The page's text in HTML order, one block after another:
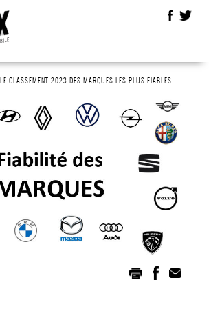
LE CLASSEMENT 2023 DES MARQUES LES PLUS FIABLES